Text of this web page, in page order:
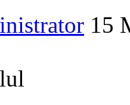
15